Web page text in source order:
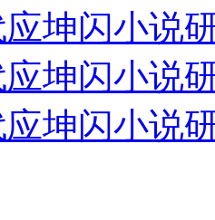
应坤闪小说
应坤闪小说
应坤闪小说